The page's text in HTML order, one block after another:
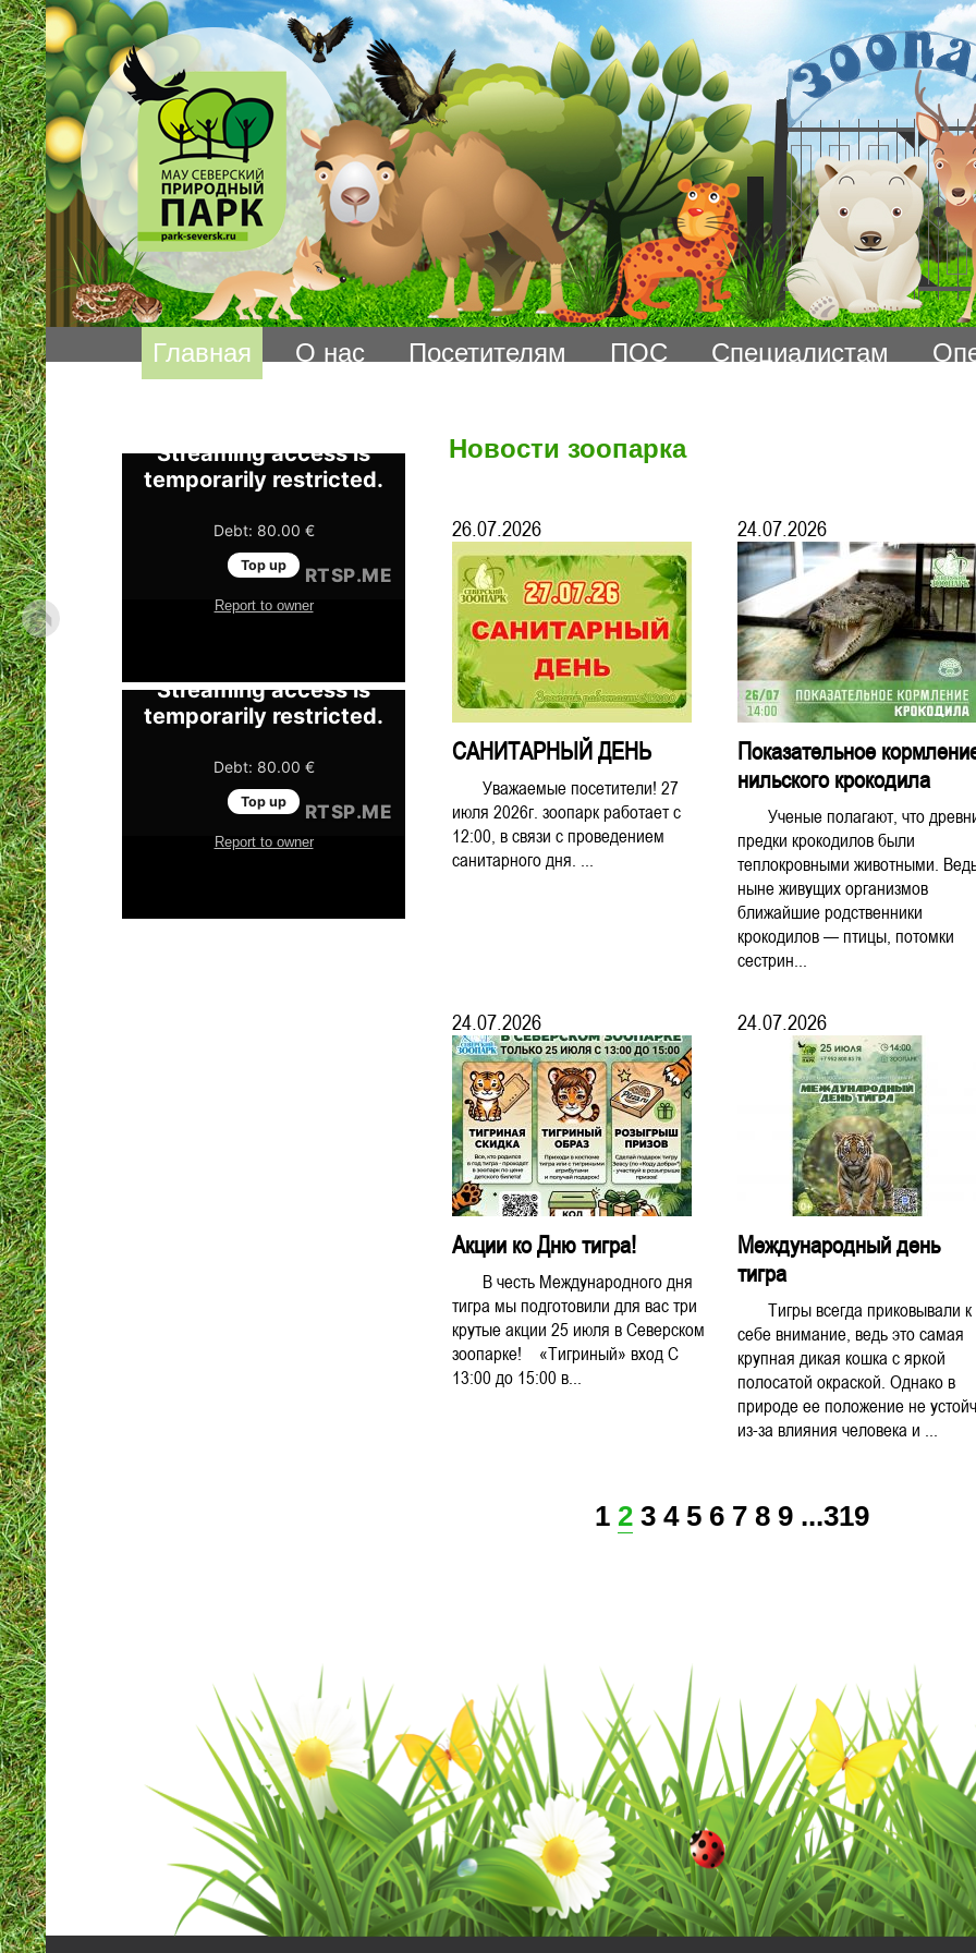
Главная О нас Посетителям ПОС Специалистам
Новости зоопарка
26.07.2026
САНИТАРНЫЙ ДЕНЬ
Уважаемые посетители! 27
июля 2026г. зоопарк работает с
12:00, в связи с проведением
санитарного дня. ...
24.07.2026
Показательное
нильского крокодила
Ученые полагают, что
предки крокодилов были
теплокровными животными.
ныне живущих организмов
ближайшие родственники
крокодилов — птицы, потомки
сестрин...
24.07.2026
Акции ко Дню тигра!
В честь Международного дня
тигра мы подготовили для вас три
крутые акции 25 июля в Северском
зоопарке! «Тигриный» вход С
13:00 до 15:00 в...
24.07.2026
Международный день
тигра
Тигры всегда приковывали к
себе внимание, ведь это самая
крупная дикая кошка с яркой
полосатой окраской. Однако в
природе ее положение не
из-за влияния человека и ...
1 2 3 4 5 6 7 8 9 ...319